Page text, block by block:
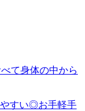
て身体の中から
やすい◎お手軽手